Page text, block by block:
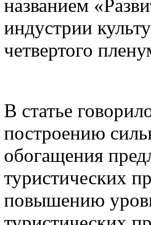
названием
индустрии
четвертого
В статье
построению
обогащения
туристических
повышению